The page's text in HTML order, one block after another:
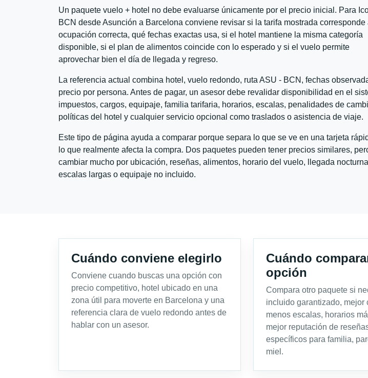
Un paquete vuelo + hotel no debe evaluarse únicamente por el precio inicial. Para
BCN desde Asunción a Barcelona conviene revisar si la tarifa mostrada corresponde
ocupación correcta, qué fechas exactas usa, si el hotel mantiene la misma categoría
disponible, si el plan de alimentos coincide con lo esperado y si el vuelo permite
aprovechar bien el día de llegada y regreso.
La referencia actual combina hotel, vuelo redondo, ruta ASU - BCN, fechas
precio por persona. Antes de pagar, un asesor debe revalidar disponibilidad en el
impuestos, cargos, equipaje, familia tarifaria, horarios, escalas, penalidades de
políticas del hotel y cualquier servicio opcional como traslados o asistencia de viaje.
Este tipo de página ayuda a comparar porque separa lo que se ve en una tarjeta
lo que realmente afecta la compra. Dos paquetes pueden tener precios similares,
cambiar mucho por ubicación, reseñas, alimentos, horario del vuelo, llegada
escalas largas o equipaje no incluido.
Cuándo conviene elegirlo
Conviene cuando buscas una opción con
precio competitivo, hotel ubicado en una
zona útil para moverte en Barcelona y una
referencia clara de vuelo redondo antes de
hablar con un asesor.
Cuándo
opción
Compara otro paquete si
incluido garantizado, mejor
menos escalas, horarios
mejor reputación de
específicos para familia,
miel.